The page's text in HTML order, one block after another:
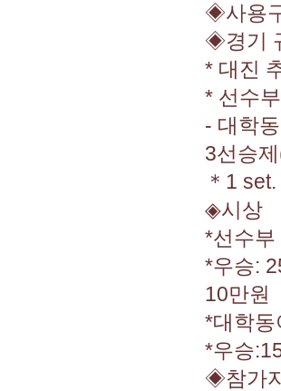
◈사용
◈경기
* 대진
* 선수
- 대학
3선승
＊1
◈시상
*선수부
*우승:
10만원
*대학동
*우승
◈참가